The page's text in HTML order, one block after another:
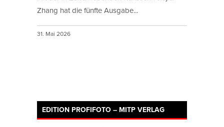
Zhang hat die fünfte Ausgabe...
31. Mai 2026
EDITION PROFIFOTO – MITP VERLAG